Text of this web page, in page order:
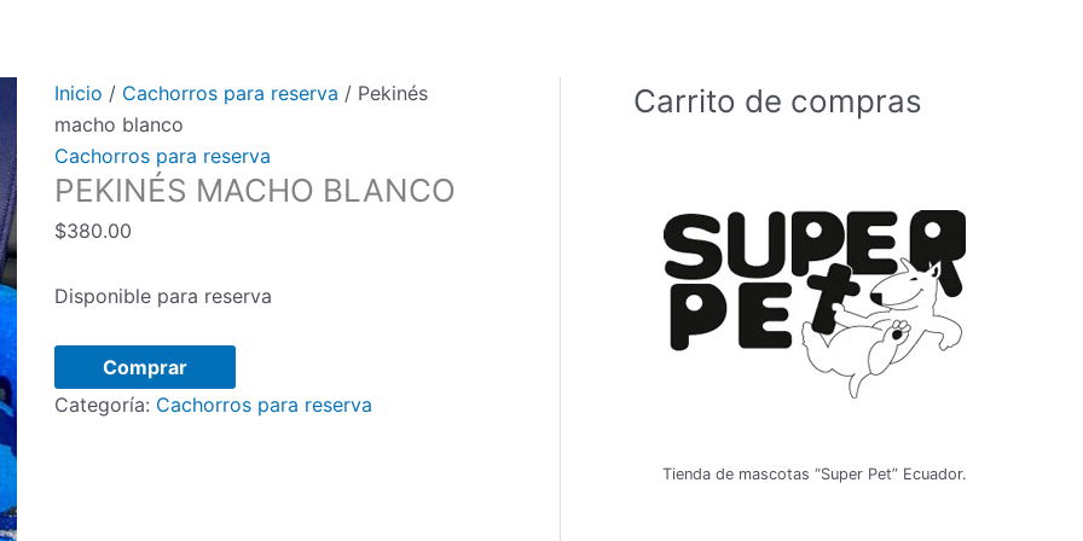
Inicio / Cachorros para reserva / Pekinés
macho blanco
Cachorros para reserva
PEKINÉS MACHO BLANCO
$380.00
Disponible para reserva
Pekinés
macho
blanco
Comprar
Categoría: Cachorros para reserva
Carrito de compras
Tienda de mascotas “Super Pet” Ecuador.